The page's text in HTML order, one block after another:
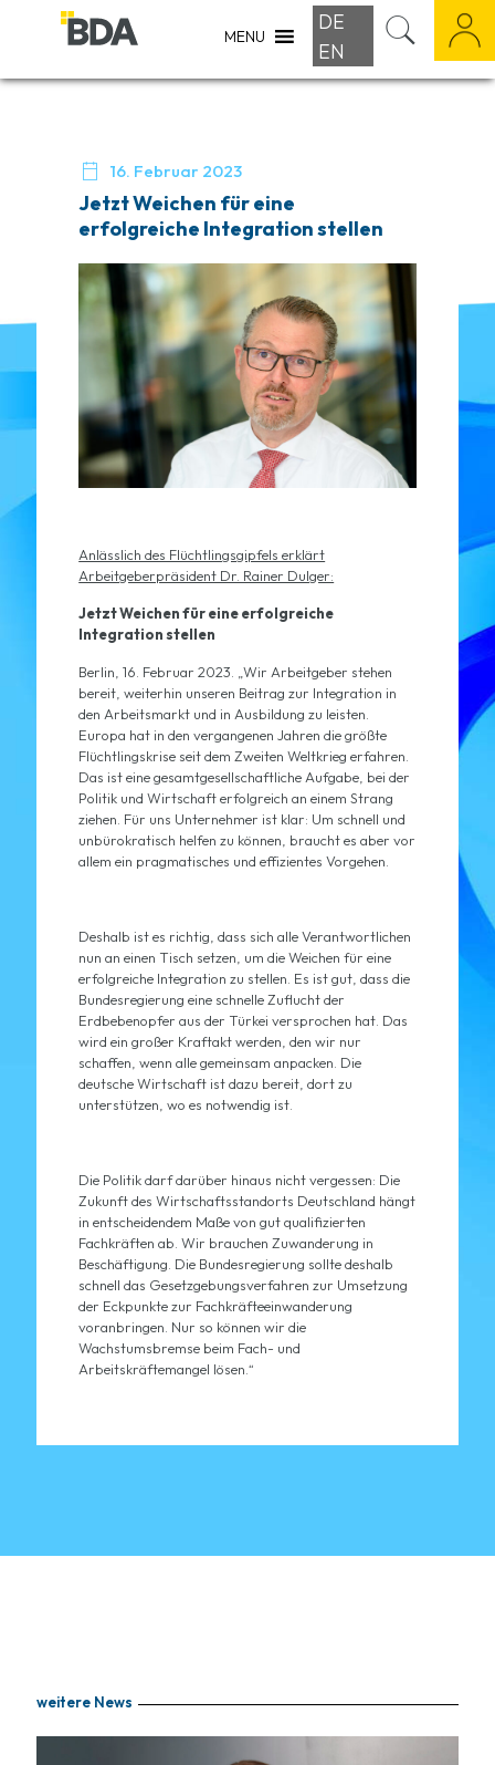
MENU
DE
EN
 16. Februar 2023
Jetzt Weichen für eine
erfolgreiche Integration stellen
Anlässlich des Flüchtlingsgipfels erklärt
Arbeitgeberpräsident Dr. Rainer Dulger:
Jetzt Weichen für eine erfolgreiche
Integration stellen
Berlin, 16. Februar 2023. „Wir Arbeitgeber stehen
bereit, weiterhin unseren Beitrag zur Integration in
den Arbeitsmarkt und in Ausbildung zu leisten.
Europa hat in den vergangenen Jahren die größte
Flüchtlingskrise seit dem Zweiten Weltkrieg erfahren.
Das ist eine gesamtgesellschaftliche Aufgabe, bei der
Politik und Wirtschaft erfolgreich an einem Strang
ziehen. Für uns Unternehmer ist klar: Um schnell und
unbürokratisch helfen zu können, braucht es aber vor
allem ein pragmatisches und effizientes Vorgehen.
Deshalb ist es richtig, dass sich alle Verantwortlichen
nun an einen Tisch setzen, um die Weichen für eine
erfolgreiche Integration zu stellen. Es ist gut, dass die
Bundesregierung eine schnelle Zuflucht der
Erdbebenopfer aus der Türkei versprochen hat. Das
wird ein großer Kraftakt werden, den wir nur
schaffen, wenn alle gemeinsam anpacken. Die
deutsche Wirtschaft ist dazu bereit, dort zu
unterstützen, wo es notwendig ist.
Die Politik darf darüber hinaus nicht vergessen: Die
Zukunft des Wirtschaftsstandorts Deutschland hängt
in entscheidendem Maße von gut qualifizierten
Fachkräften ab. Wir brauchen Zuwanderung in
Beschäftigung. Die Bundesregierung sollte deshalb
schnell das Gesetzgebungsverfahren zur Umsetzung
der Eckpunkte zur Fachkräfteeinwanderung
voranbringen. Nur so können wir die
Wachstumsbremse beim Fach- und
Arbeitskräftemangel lösen.“
weitere News